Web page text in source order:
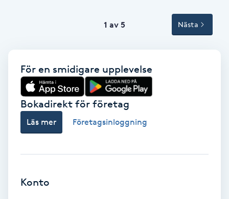
Yoga
Yoga Nidra
Zonterapi
1 av 5 Nästa
För en smidigare upplevelse
Bokadirekt för företag
Läs mer Företagsinloggning
Konto